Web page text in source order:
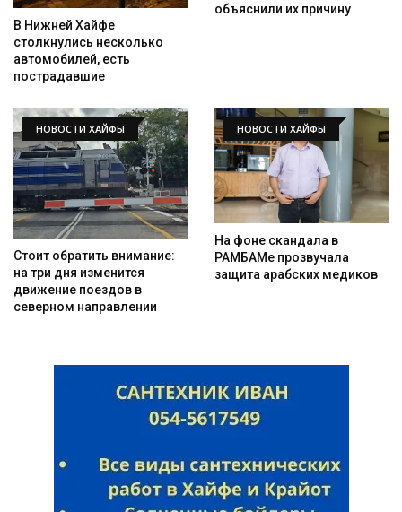
В Нижней Хайфе
столкнулись несколько
автомобилей, есть
пострадавшие
объяснили их причину
НОВОСТИ ХАЙФЫ
Стоит обратить внимание:
на три дня изменится
движение поездов в
северном направлении
НОВОСТИ ХАЙФЫ
На фоне скандала в
РАМБАМе прозвучала
защита арабских медиков